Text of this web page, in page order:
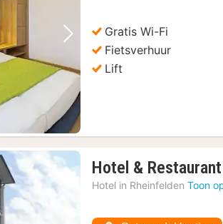
Volgende foto
Gratis Wi-Fi
Fietsverhuur
Lift
Hotel &
Hotel in Rheinfelden Toon